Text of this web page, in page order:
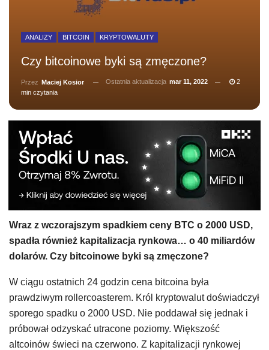
ANALIZY BITCOIN KRYPTOWALUTY
Czy bitcoinowe byki są zmęczone?
Przez Maciej Kosior Ostatnia aktualizacja mar 11, 2022
2
min czytania
Wraz z wczorajszym spadkiem ceny BTC o 2000 USD,
spadła również kapitalizacja rynkowa… o 40 miliardów
dolarów. Czy bitcoinowe byki są zmęczone?
W ciągu ostatnich 24 godzin cena bitcoina była
prawdziwym rollercoasterem. Król kryptowalut doświadczył
sporego spadku o 2000 USD. Nie poddawał się jednak i
próbował odzyskać utracone poziomy. Większość
altcoinów świeci na czerwono. Z kapitalizacji rynkowej